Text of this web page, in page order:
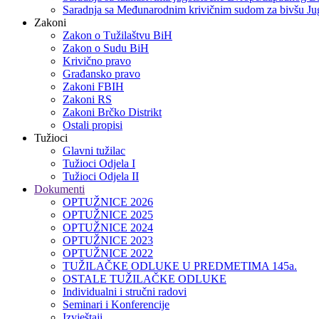
Saradnja sa Međunarodnim krivičnim sudom za bivšu
Zakoni
Zakon o Тužilaštvu BiH
Zakon o Sudu BiH
Krivično pravo
Građansko pravo
Zakoni FBIH
Zakoni RS
Zakoni Brčko Distrikt
Ostali propisi
Tužioci
Glavni tužilac
Tužioci Odjela I
Tužioci Odjela II
Dokumenti
OPTUŽNICE 2026
OPTUŽNICE 2025
OPTUŽNICE 2024
OPTUŽNICE 2023
OPTUŽNICE 2022
TUŽILAČKE ODLUKE U PREDMETIMA 145a.
OSTALE TUŽILAČKE ODLUKE
Individualni i stručni radovi
Seminari i Konferencije